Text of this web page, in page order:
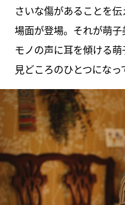
さいな傷があることを
場面が登場。それが萌子
モノの声に耳を傾ける萌
見どころのひとつになっ